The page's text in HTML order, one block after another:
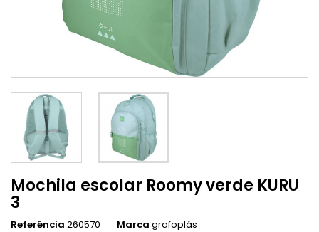
Mochila escolar Roomy verde KURU
3
Referência 260570 Marca grafoplás